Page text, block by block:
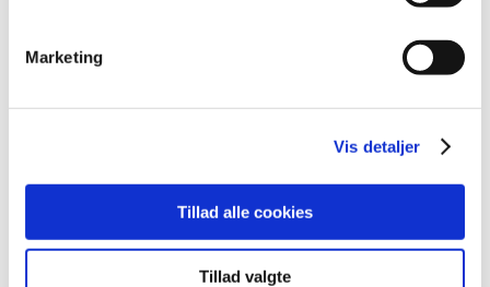
Marketing
Vis detaljer
Tillad alle cookies
Tillad valgte
2026 (8)
2020 (10)